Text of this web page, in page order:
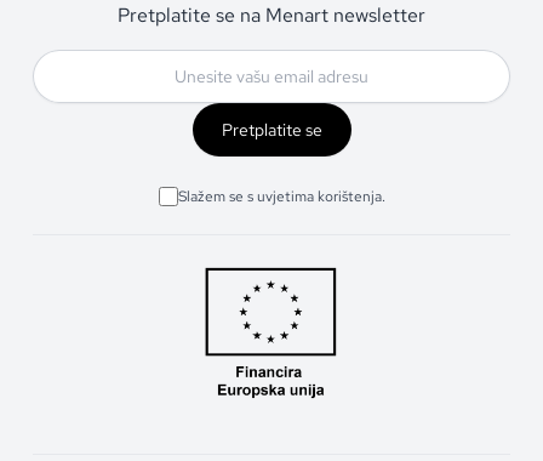
Pretplatite se na Menart newsletter
Pretplatite se
Slažem se s uvjetima korištenja.